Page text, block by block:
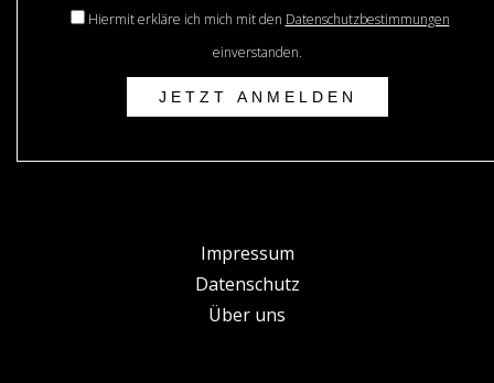
Hiermit erkläre ich mich mit den Datenschutzbestimmungen
einverstanden.
Impressum
Datenschutz
Über uns